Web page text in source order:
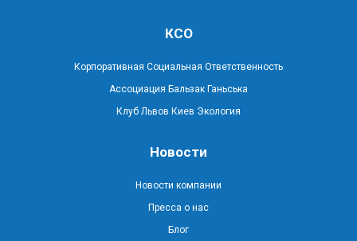
КСО
Корпоративная Социальная Ответственность
Ассоциация Бальзак Ганьська
Клуб Львов Киев Экология
Новости
Новости компании
Пресса о нас
Блог